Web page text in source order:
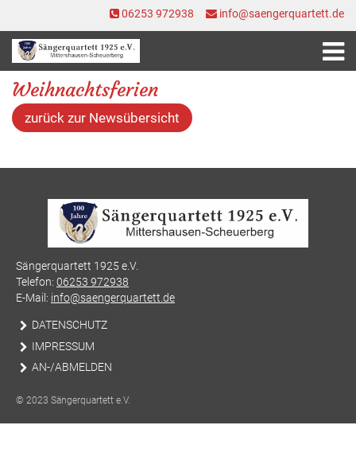
06253 972938 info@saengerquartett.de
Weihnachtsferien
zurück zur Newsübersicht
Sängerquartett 1925 e.V.
Telefon: 06253 972938
E-Mail: info@saengerquartett.de
DATENSCHUTZ
IMPRESSUM
AN-/ABMELDEN
© 2023 Sängerquartett e.V.